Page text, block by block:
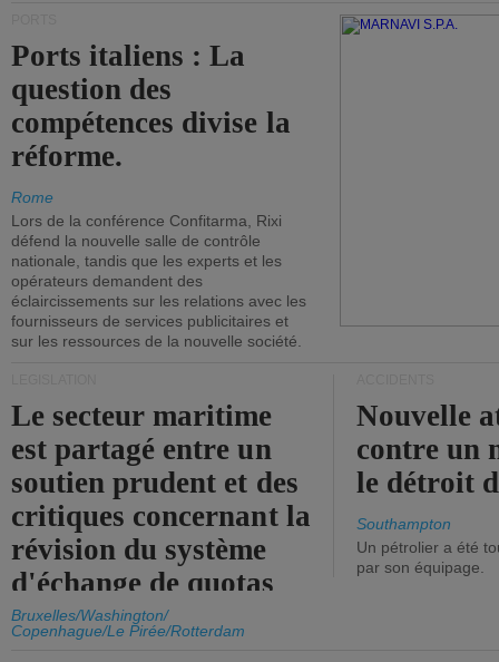
Ports italiens : La
question des
compétences divise la
réforme.
Rome
Lors de la conférence Confitarma, Rixi
défend la nouvelle salle de contrôle
nationale, tandis que les experts et les
opérateurs demandent des
éclaircissements sur les relations avec les
fournisseurs de services publicitaires et
sur les ressources de la nouvelle société.
Le secteur maritime
est partagé entre un
soutien prudent et des
critiques concernant la
révision du système
d'échange de quotas
d'émission de l'UE.
Bruxelles/Washington/
Copenhague/Le Pirée/Rotterdam
Nouvelle
contre un
le détroit
Southampton
Un pétrolier a été
par son équipage.